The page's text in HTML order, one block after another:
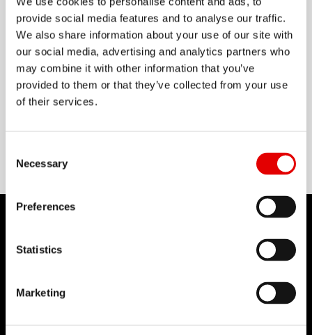
provide social media features and to analyse our traffic.
We also share information about your use of our site with
our social media, advertising and analytics partners who
may combine it with other information that you’ve
provided to them or that they’ve collected from your use
of their services.
Necessary
Preferences
Statistics
Marketing
30mm的内宽， 以及与真空胎相容的车框。 它能带您
征服任何严峻的路面， 穿山越岭。
显示更多
物料